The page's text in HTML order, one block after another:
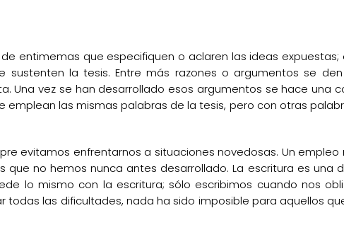
entimemas que especifiquen o aclaren las ideas
la tesis. Entre más razones o argumentos se
vez se han desarrollado esos argumentos se hace una
las mismas palabras de la tesis, pero con otras
evitamos enfrentarnos a situaciones novedosas. Un empleo
no hemos nunca antes desarrollado. La escritura es una
lo mismo con la escritura; sólo escribimos cuando nos
las dificultades, nada ha sido imposible para aquellos